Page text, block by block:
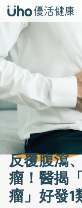
反覆腹瀉
瘤！醫揭
瘤」好發1